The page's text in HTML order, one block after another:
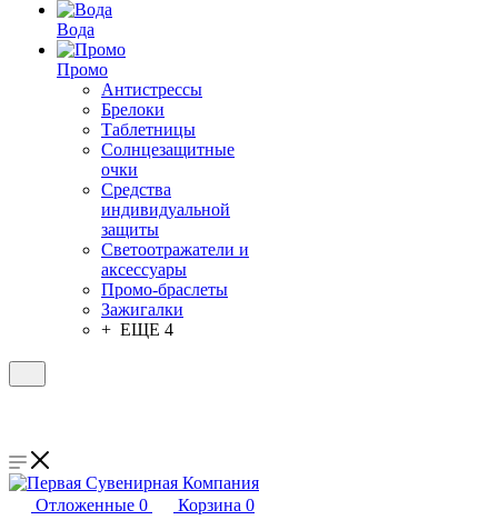
Вода
Промо
Антистрессы
Брелоки
Таблетницы
Солнцезащитные
очки
Средства
индивидуальной
защиты
Светоотражатели и
аксессуары
Промо-браслеты
Зажигалки
+ ЕЩЕ 4
Отложенные 0 Корзина 0